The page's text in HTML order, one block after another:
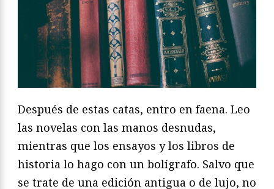
Después de estas catas, entro en faena. Leo
las novelas con las manos desnudas,
mientras que los ensayos y los libros de
historia lo hago con un bolígrafo. Salvo que
se trate de una edición antigua o de lujo, no